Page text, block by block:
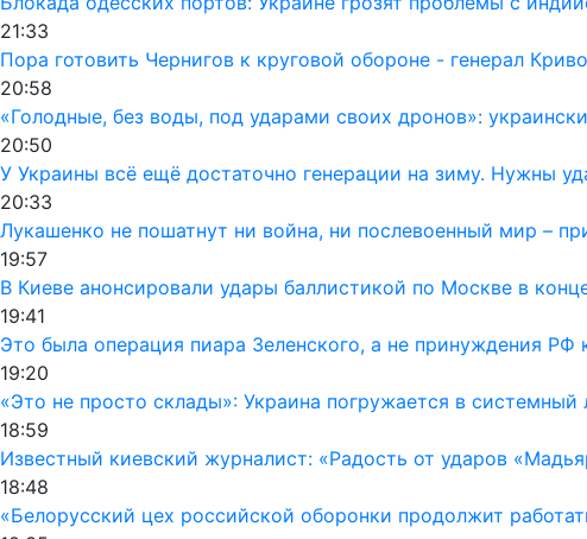
21:33
Пора готовить Чернигов к круговой обороне - генерал
20:58
«Голодные, без воды, под ударами своих дронов»:
20:50
У Украины всё ещё достаточно генерации на зиму. Нужны
20:33
Лукашенко не пошатнут ни война, ни послевоенный мир –
19:57
В Киеве анонсировали удары баллистикой по Москве в
19:41
Это была операция пиара Зеленского, а не принуждения РФ
19:20
«Это не просто склады»: Украина погружается в системный
18:59
Известный киевский журналист: «Радость от ударов
18:48
«Белорусский цех российской оборонки продолжит